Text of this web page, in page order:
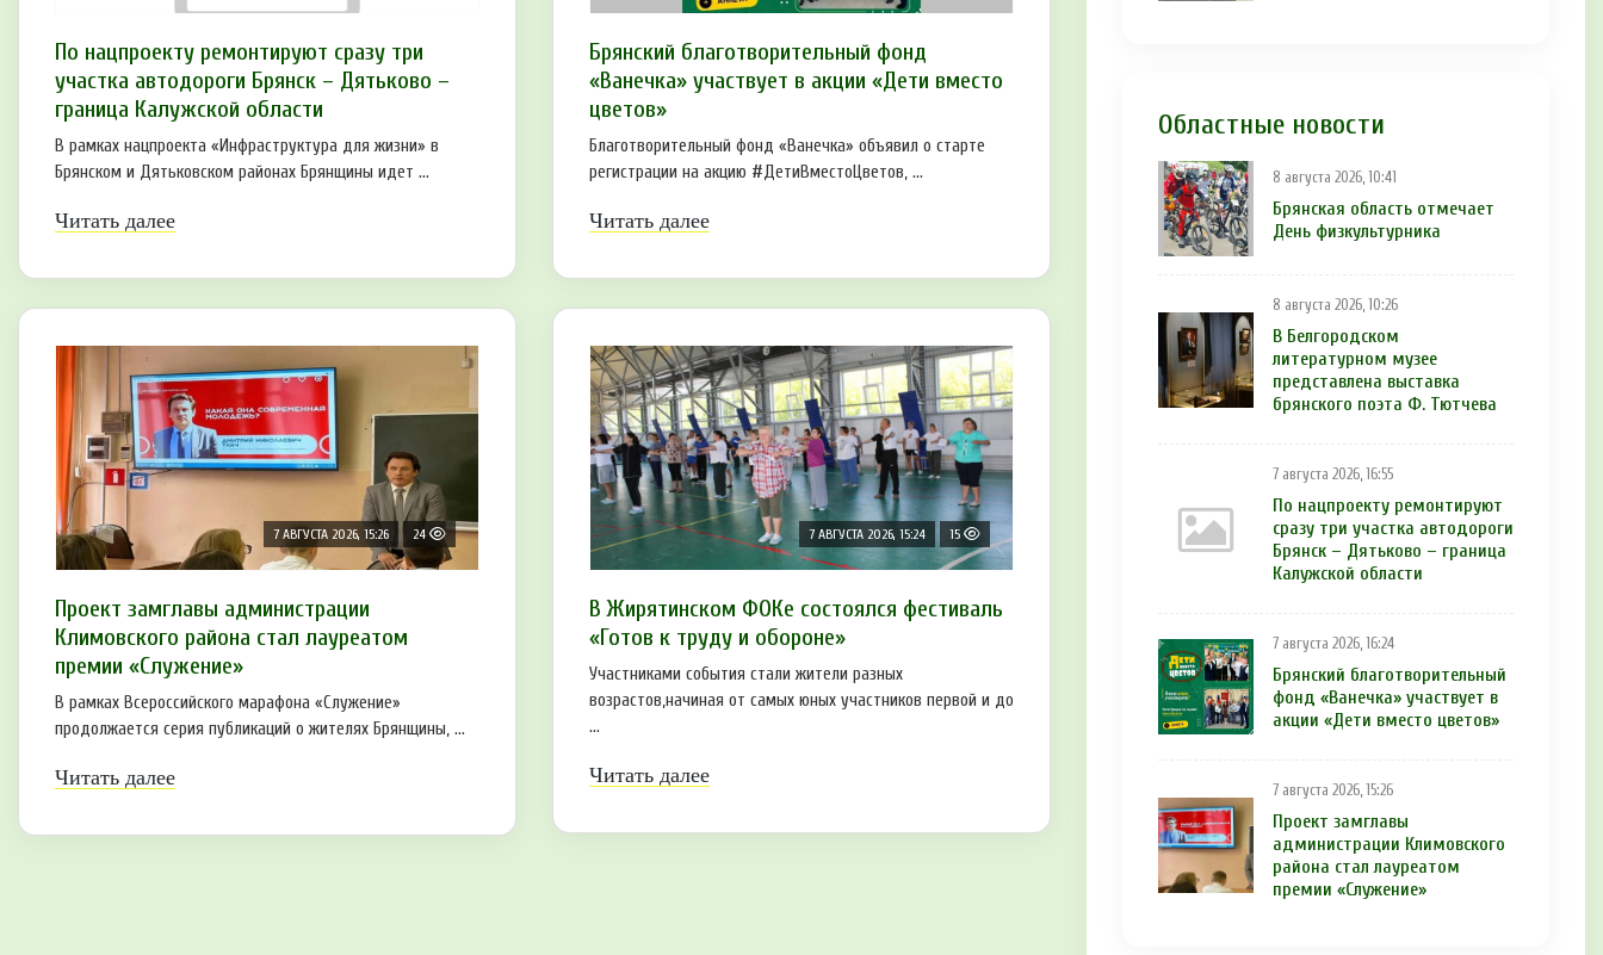
По нацпроекту ремонтируют сразу три
участка автодороги Брянск – Дятьково –
граница Калужской области
В рамках нацпроекта «Инфраструктура для жизни» в
Брянском и Дятьковском районах Брянщины идет ...
Читать далее
Брянский благотворительный фонд
«Ванечка» участвует в акции «Дети вместо
цветов»
Благотворительный фонд «Ванечка» объявил о старте
регистрации на акцию #ДетиВместоЦветов, ...
Читать далее
7 АВГУСТА 2026, 15:26 24
Проект замглавы администрации
Климовского района стал лауреатом
премии «Служение»
В рамках Всероссийского марафона «Служение»
продолжается серия публикаций о жителях Брянщины, ...
Читать далее
7 АВГУСТА 2026, 15:24 15
В Жирятинском ФОКе состоялся фестиваль
«Готов к труду и обороне»
Участниками события стали жители разных
возрастов,начиная от самых юных участников первой и до
...
Читать далее
Областные новости
8 августа 2026, 10:41
Брянская область отмечает
День физкультурника
8 августа 2026, 10:26
В Белгородском
литературном музее
представлена выставка
брянского поэта Ф. Тютчева
7 августа 2026, 16:55
По нацпроекту ремонтируют
сразу три участка автодороги
Брянск – Дятьково – граница
Калужской области
7 августа 2026, 16:24
Брянский благотворительный
фонд «Ванечка» участвует в
акции «Дети вместо цветов»
7 августа 2026, 15:26
Проект замглавы
администрации Климовского
района стал лауреатом
премии «Служение»